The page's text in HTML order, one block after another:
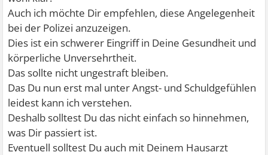
Auch ich möchte Dir empfehlen, diese Angelegenheit
bei der Polizei anzuzeigen.
Dies ist ein schwerer Eingriff in Deine Gesundheit und
körperliche Unversehrtheit.
Das sollte nicht ungestraft bleiben.
Das Du nun erst mal unter Angst- und Schuldgefühlen
leidest kann ich verstehen.
Deshalb solltest Du das nicht einfach so hinnehmen,
was Dir passiert ist.
Eventuell solltest Du auch mit Deinem Hausarzt